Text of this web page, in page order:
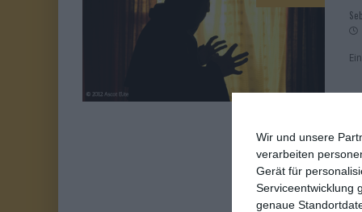
Wir und unsere
verarbeiten
Gerät für
Serviceentwicklung
genaue